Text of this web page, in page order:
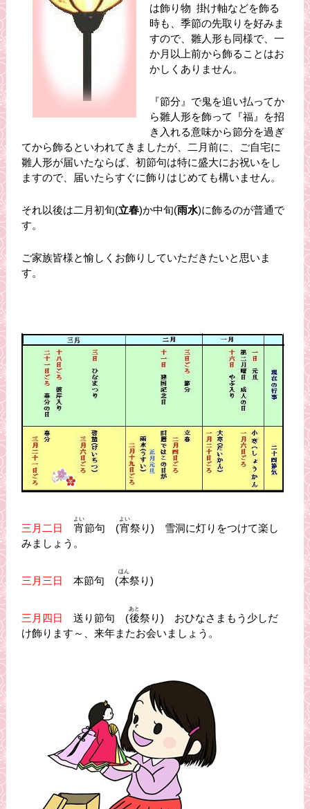
は飾り物 掛け軸などを飾る
時も、季節の先取りを好みま
すので、雛人形も同様で、一
か月以上前から飾ることはお
かしくありません。
『節分』で鬼を追い払ってか
ら雛人形を飾って『福』を招
き入れる意味から節分を過ぎ
てから飾るといわれてきましたが、二月前に、ご自宅に
雛人形が届いたならば、初節句は特に盛大にお祝いをし
ますので、届いたらすぐに飾りはじめても構いません。
それ以後は二月初旬(立春)か中旬(雨水)に飾るのが普通で
す。
ご家族皆様と愉しくお飾りしていただきたいと思いま
す。
三月二日 宵
よい
節句 (宵
よい
祭り) 雪洞に灯りをつけて楽し
みましょう。
三月三日 本節句 (本
ほん
祭り)
三月四日 送り節句 (後
あと
祭り) おひなさまもう少しだ
け飾ります～、来年またお会いましょう。